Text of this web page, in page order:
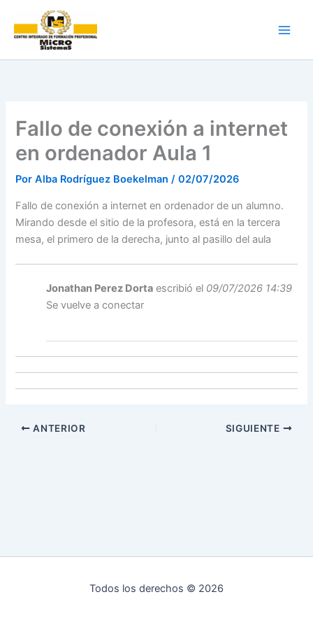
contenido
Fallo de conexión a internet
en ordenador Aula 1
PorAlba Rodríguez Boekelman/02/07/2026
Fallo de conexión a internet en ordenador de un alumno.
Mirando desde el sitio de la profesora, está en la tercera
mesa, el primero de la derecha, junto al pasillo del aula
Jonathan Perez Dorta escribió el 09/07/2026 14:39
Se vuelve a conectar
ANTERIOR SIGUIENTE
Todos los derechos © 2026